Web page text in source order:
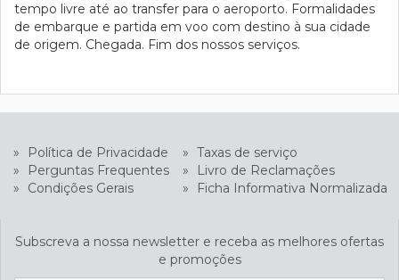
tempo livre até ao transfer para o aeroporto. Formalidades
de embarque e partida em voo com destino à sua cidade
de origem. Chegada. Fim dos nossos serviços.
» Política de Privacidade » Taxas de serviço
»
Perguntas Frequentes »
Livro de Reclamações
»
Condições Gerais » Ficha Informativa Normalizada
Subscreva a nossa newsletter e receba as melhores ofertas
e promoções